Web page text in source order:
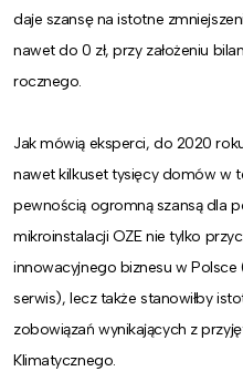
daje szansę na istotne
nawet do 0 zł, przy założeniu
rocznego.
Jak mówią eksperci, do 2020
nawet kilkuset tysięcy domów w
pewnością ogromną szansą dla
mikroinstalacji OZE nie tylko
innowacyjnego biznesu w
serwis), lecz także stanowiłby
zobowiązań wynikających z
Klimatycznego.